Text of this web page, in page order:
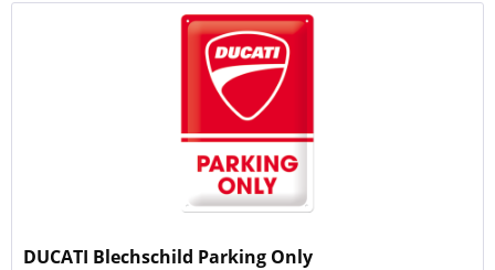
DUCATI Blechschild Parking Only